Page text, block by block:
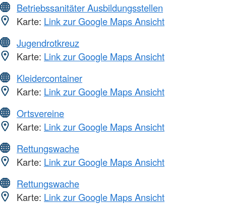
Betriebssanitäter Ausbildungsstellen
Karte: Link zur Google Maps Ansicht
Jugendrotkreuz
Karte: Link zur Google Maps Ansicht
Kleidercontainer
Karte: Link zur Google Maps Ansicht
Ortsvereine
Karte: Link zur Google Maps Ansicht
Rettungswache
Karte: Link zur Google Maps Ansicht
Rettungswache
Karte: Link zur Google Maps Ansicht